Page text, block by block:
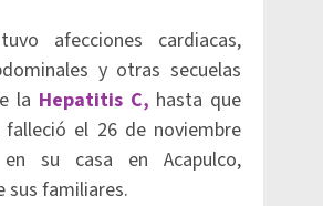
afecciones cardiacas,
y otras secuelas
la Hepatitis C, hasta que
el 26 de noviembre
su casa en Acapulco,
sus familiares.